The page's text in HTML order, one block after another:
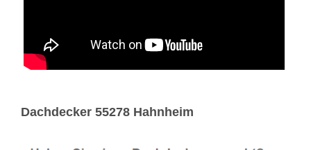
Dachdecker 55278 Hahnheim